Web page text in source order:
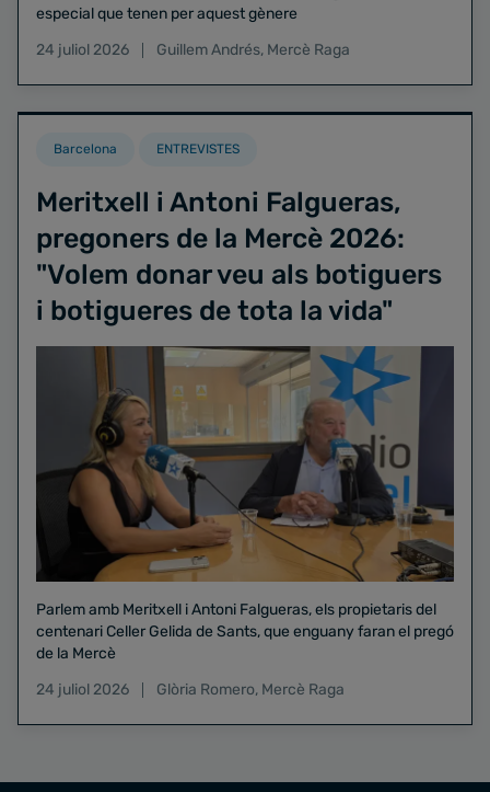
especial que tenen per aquest gènere
24 juliol 2026
Guillem Andrés, Mercè Raga
Barcelona ENTREVISTES
Meritxell i Antoni Falgueras,
pregoners de la Mercè 2026:
"Volem donar veu als botiguers
i botigueres de tota la vida"
Parlem amb Meritxell i Antoni Falgueras, els propietaris del
centenari Celler Gelida de Sants, que enguany faran el pregó
de la Mercè
24 juliol 2026
Glòria Romero, Mercè Raga